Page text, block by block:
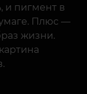
и пигмент в
Плюс —
жизни.